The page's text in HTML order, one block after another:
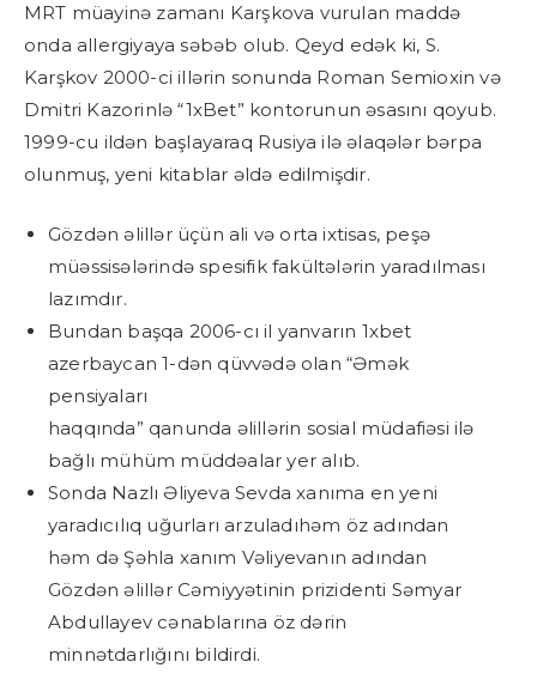
MRT müayinə zamanı Karşkova vurulan maddə
onda allergiyaya səbəb olub. Qeyd edək ki, S.
Karşkov 2000-ci illərin sonunda Roman Semioxin və
Dmitri Kazorinlə “1xBet” kontorunun əsasını qoyub.
1999-cu ildən başlayaraq Rusiya ilə əlaqələr bərpa
olunmuş, yeni kitablar əldə edilmişdir.
Gözdən əlillər üçün ali və orta ixtisas, peşə
müəssisələrində spesifik fakültələrin yaradılması
lazımdır.
Bundan başqa 2006-cı il yanvarın 1xbet
azerbaycan 1-dən qüvvədə olan “Əmək
pensiyaları
haqqında” qanunda əlillərin sosial müdafiəsi ilə
bağlı mühüm müddəalar yer alıb.
Sonda Nazlı Əliyeva Sevda xanıma en yeni
yaradıcılıq uğurları arzuladıhəm öz adından
həm də Şəhla xanım Vəliyevanın adından
Gözdən əlillər Cəmiyyətinin prizidenti Səmyar
Abdullayev cənablarına öz dərin
minnətdarlığını bildirdi.